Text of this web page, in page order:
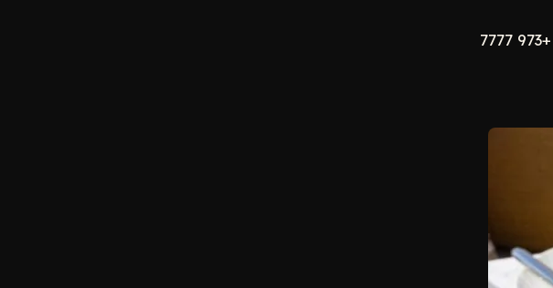
للمزيد من المعلومات، يرجى زيارة www.jumeirah.com وللحجوزات الاتصال على الرقم +973 7777